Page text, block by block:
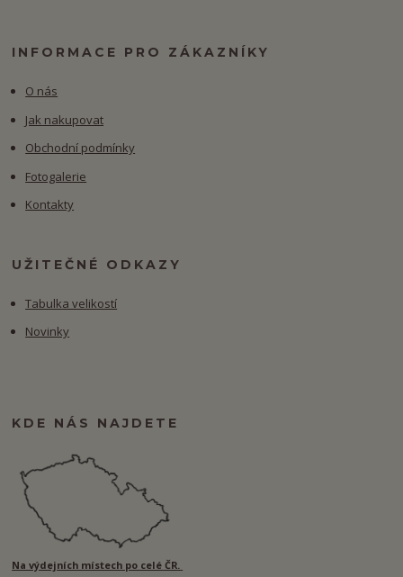
INFORMACE PRO ZÁKAZNÍKY
O nás
Jak nakupovat
Obchodní podmínky
Fotogalerie
Kontakty
UŽITEČNÉ ODKAZY
Tabulka velikostí
Novinky
KDE NÁS NAJDETE
Na výdejních místech po celé ČR.